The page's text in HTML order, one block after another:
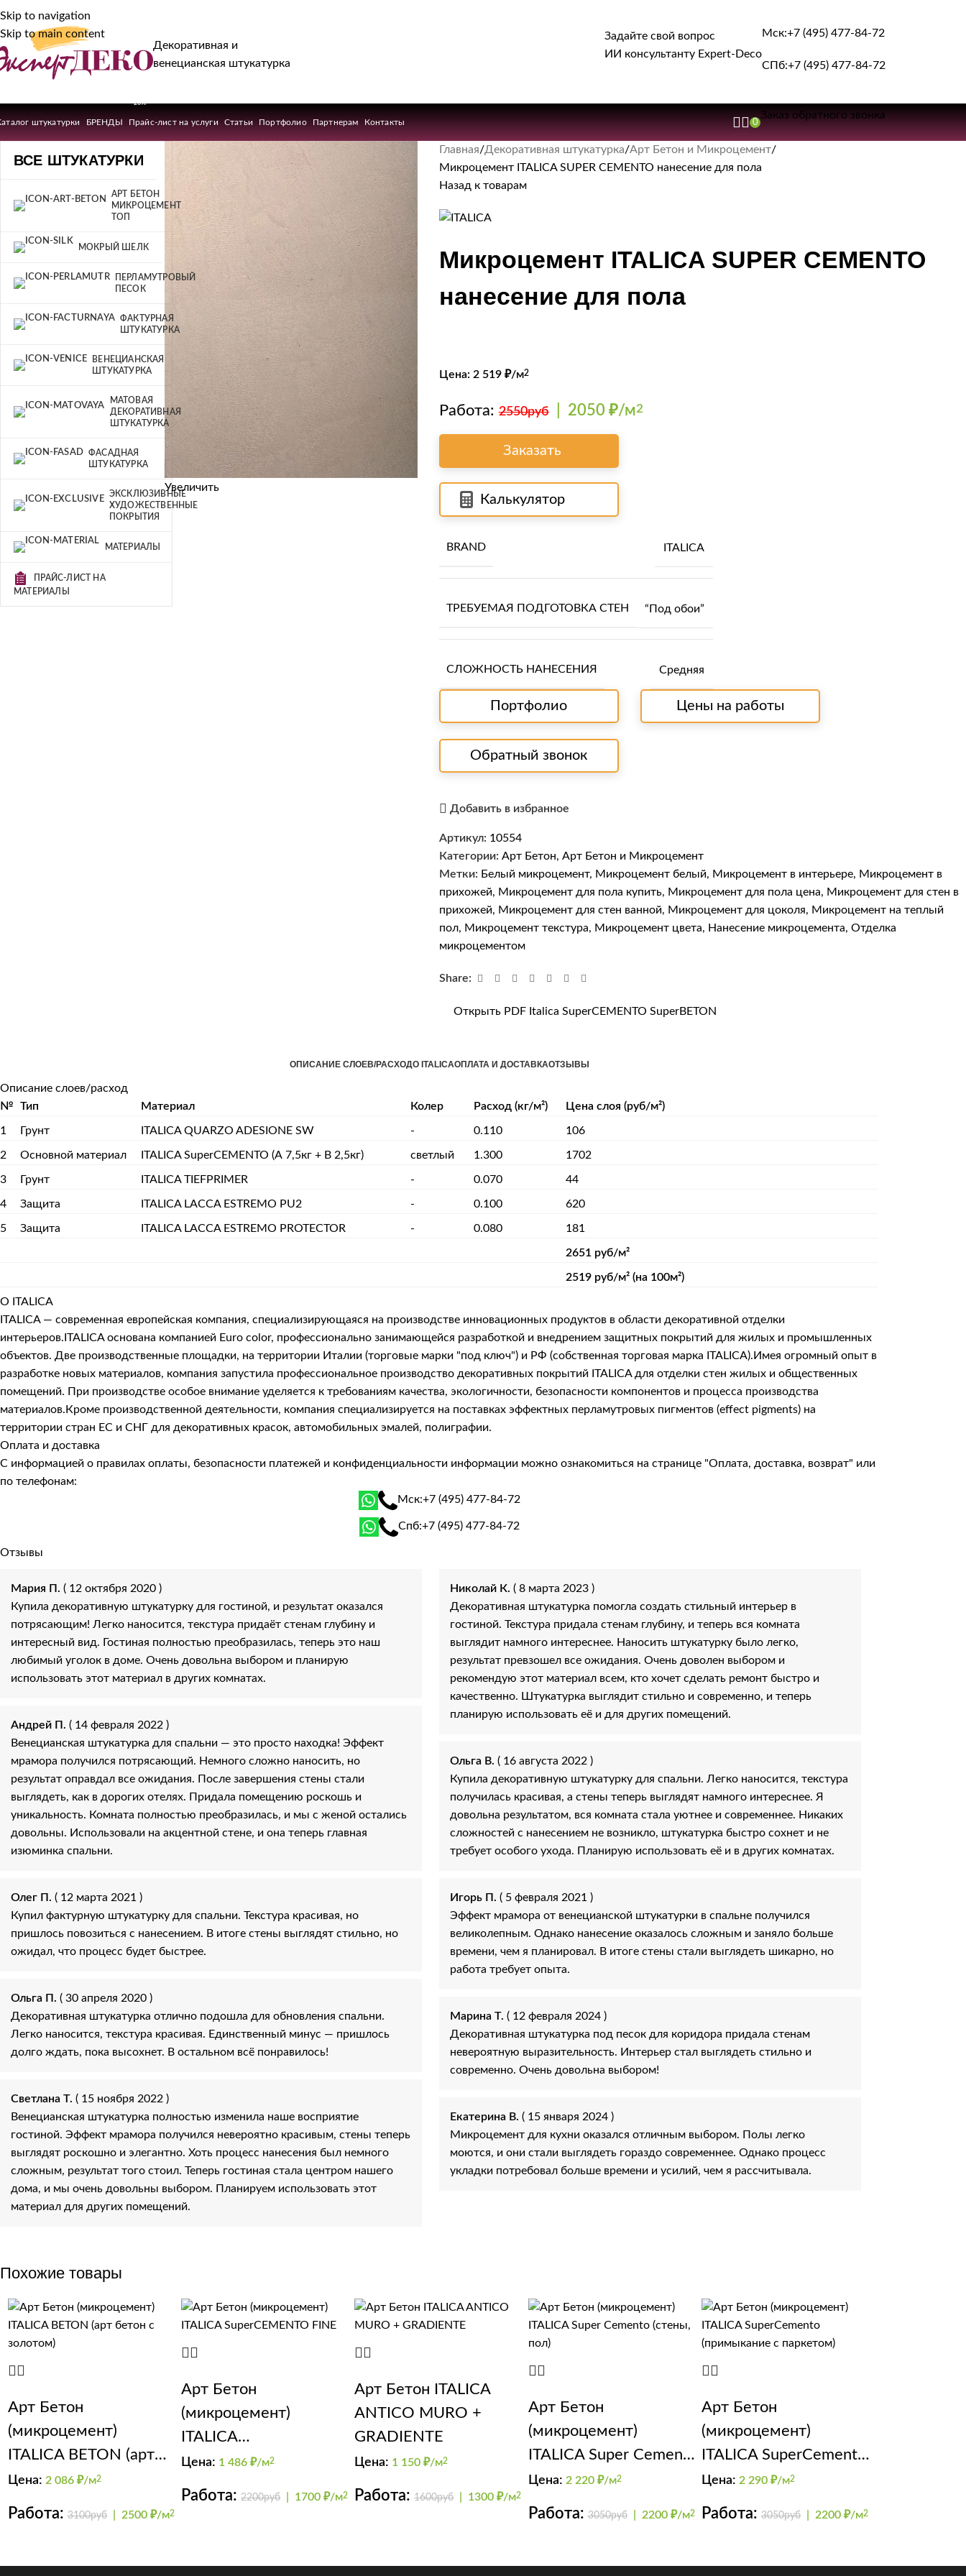
Skip to navigation
Skip to main content
Декоративная и
венецианская штукатурка
Задайте свой вопрос
ИИ консультанту Expert-Deco
Мск:+7 (495) 477-84-72
СПб:+7 (495) 477-84-72
штукатурки БРЕНДЫ Прайс-лист на услуги
-20%
Статьи Портфолио Партнерам Контакты 0
Заказ обратного звонка
ВСЕ ШТУКАТУРКИ
АРТ БЕТОН
МИКРОЦЕМЕНТ
ТОП
МОКРЫЙ ШЕЛК
ПЕРЛАМУТРОВЫЙ
ПЕСОК
ФАКТУРНАЯ
ШТУКАТУРКА
ВЕНЕЦИАНСКАЯ
ШТУКАТУРКА
МАТОВАЯ
ДЕКОРАТИВНАЯ
ШТУКАТУРКА
ФАСАДНАЯ
ШТУКАТУРКА
ЭКСКЛЮЗИВНЫЕ
ХУДОЖЕСТВЕННЫЕ
ПОКРЫТИЯ
МАТЕРИАЛЫ
ПРАЙС-ЛИСТ НА
МАТЕРИАЛЫ
Увеличить
Главная Декоративная штукатурка Арт Бетон и Микроцемент
Микроцемент ITALICA SUPER CEMENTO нанесение для пола
Назад к товарам
Микроцемент ITALICA SUPER CEMENTO
нанесение для пола
Цена: 2 519 ₽/м2
Работа:2550руб| 2050 ₽/м2
Заказать
Калькулятор
BRAND ITALICA
ТРЕБУЕМАЯ ПОДГОТОВКА СТЕН “Под обои”
СЛОЖНОСТЬ НАНЕСЕНИЯ Средняя
Портфолио Цены на работы
Обратный звонок
Добавить в избранное
Артикул: 10554
Категории: Арт Бетон, Арт Бетон и Микроцемент
Метки: Белый микроцемент, Микроцемент белый, Микроцемент в интерьере, Микроцемент в
прихожей, Микроцемент для пола купить, Микроцемент для пола цена, Микроцемент для стен в
прихожей, Микроцемент для стен ванной, Микроцемент для цоколя, Микроцемент на теплый
пол, Микроцемент текстура, Микроцемент цвета, Нанесение микроцемента, Отделка
микроцементом
Share:
Открыть PDF Italica SuperCEMENTO SuperBETON
ОПИСАНИЕ СЛОЕВ/РАСХОДО ITALICAОПЛАТА И ДОСТАВКАОТЗЫВЫ
Описание слоев/расход
№
Тип Материал Колер Расход (кг/м²) Цена слоя (руб/м²)
1 Грунт ITALICA QUARZO ADESIONE SW - 0.110 106
2 Основной материал ITALICA SuperCEMENTO (А 7,5кг + B 2,5кг) светлый 1.300 1702
3 Грунт ITALICA TIEFPRIMER - 0.070 44
4 Защита ITALICA LACCA ESTREMO PU2 - 0.100 620
5 Защита ITALICA LACCA ESTREMO PROTECTOR - 0.080 181
2651 руб/м²
2519 руб/м² (на 100м²)
О ITALICA
ITALICA — современная европейская компания, специализирующаяся на производстве инновационных продуктов в области декоративной отделки
интерьеров.ITALICA основана компанией Euro color, профессионально занимающейся разработкой и внедрением защитных покрытий для жилых и промышленных
объектов. Две производственные площадки, на территории Италии (торговые марки "под ключ") и РФ (собственная торговая марка ITALICA).Имея огромный опыт в
разработке новых материалов, компания запустила профессиональное производство декоративных покрытий ITALICA для отделки стен жилых и общественных
помещений. При производстве особое внимание уделяется к требованиям качества, экологичности, безопасности компонентов и процесса производства
материалов.Кроме производственной деятельности, компания специализируется на поставках эффектных перламутровых пигментов (effect pigments) на
территории стран ЕС и СНГ для декоративных красок, автомобильных эмалей, полиграфии.
Оплата и доставка
С информацией о правилах оплаты, безопасности платежей и конфиденциальности информации можно ознакомиться на странице "Оплата, доставка, возврат" или
по телефонам:
Мск:+7 (495) 477-84-72
Спб:+7 (495) 477-84-72
Отзывы
Мария П. ( 12 октября 2020 )
Купила декоративную штукатурку для гостиной, и результат оказался
потрясающим! Легко наносится, текстура придаёт стенам глубину и
интересный вид. Гостиная полностью преобразилась, теперь это наш
любимый уголок в доме. Очень довольна выбором и планирую
использовать этот материал в других комнатах.
Андрей П. ( 14 февраля 2022 )
Венецианская штукатурка для спальни — это просто находка! Эффект
мрамора получился потрясающий. Немного сложно наносить, но
результат оправдал все ожидания. После завершения стены стали
выглядеть, как в дорогих отелях. Придала помещению роскошь и
уникальность. Комната полностью преобразилась, и мы с женой остались
довольны. Использовали на акцентной стене, и она теперь главная
изюминка спальни.
Олег П. ( 12 марта 2021 )
Купил фактурную штукатурку для спальни. Текстура красивая, но
пришлось повозиться с нанесением. В итоге стены выглядят стильно, но
ожидал, что процесс будет быстрее.
Ольга П. ( 30 апреля 2020 )
Декоративная штукатурка отлично подошла для обновления спальни.
Легко наносится, текстура красивая. Единственный минус — пришлось
долго ждать, пока высохнет. В остальном всё понравилось!
Светлана Т. ( 15 ноября 2022 )
Венецианская штукатурка полностью изменила наше восприятие
гостиной. Эффект мрамора получился невероятно красивым, стены теперь
выглядят роскошно и элегантно. Хоть процесс нанесения был немного
сложным, результат того стоил. Теперь гостиная стала центром нашего
дома, и мы очень довольны выбором. Планируем использовать этот
материал для других помещений.
Николай К. ( 8 марта 2023 )
Декоративная штукатурка помогла создать стильный интерьер в
гостиной. Текстура придала стенам глубину, и теперь вся комната
выглядит намного интереснее. Наносить штукатурку было легко,
результат превзошел все ожидания. Очень доволен выбором и
рекомендую этот материал всем, кто хочет сделать ремонт быстро и
качественно. Штукатурка выглядит стильно и современно, и теперь
планирую использовать её и для других помещений.
Ольга В. ( 16 августа 2022 )
Купила декоративную штукатурку для спальни. Легко наносится, текстура
получилась красивая, а стены теперь выглядят намного интереснее. Я
довольна результатом, вся комната стала уютнее и современнее. Никаких
сложностей с нанесением не возникло, штукатурка быстро сохнет и не
требует особого ухода. Планирую использовать её и в других комнатах.
Игорь П. ( 5 февраля 2021 )
Эффект мрамора от венецианской штукатурки в спальне получился
великолепным. Однако нанесение оказалось сложным и заняло больше
времени, чем я планировал. В итоге стены стали выглядеть шикарно, но
работа требует опыта.
Марина Т. ( 12 февраля 2024 )
Декоративная штукатурка под песок для коридора придала стенам
невероятную выразительность. Интерьер стал выглядеть стильно и
современно. Очень довольна выбором!
Екатерина В. ( 15 января 2024 )
Микроцемент для кухни оказался отличным выбором. Полы легко
моются, и они стали выглядеть гораздо современнее. Однако процесс
укладки потребовал больше времени и усилий, чем я рассчитывала.
Похожие товары
Арт Бетон
(микроцемент)
ITALICA BETON (арт
бетон с золотом)
Цена: 2 086 ₽/м2
Работа: 3100руб 2500 ₽/м2
Арт Бетон
(микроцемент)
ITALICA
SuperCEMENTO FINE
Цена: 1 486₽/м2
Работа:2200руб 1700 ₽/м2
Арт Бетон ITALICA
ANTICO MURO +
GRADIENTE
Цена: 1 150₽/м2
Работа:1600руб| 1300 ₽/м2
Арт Бетон
(микроцемент)
ITALICA Super Cemento
(стены, пол)
Цена: 2 220 ₽/м2
Работа:3050руб| 2200 ₽/м2
Арт Бетон
(микроцемент)
ITALICA SuperCemento
(примыкание с
Цена: 2 290 ₽/м2
Работа: 3050руб| 2200 ₽/м2